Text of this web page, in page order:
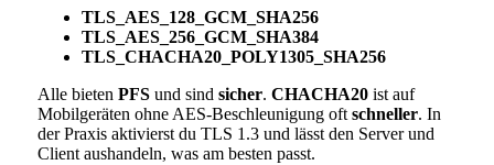
TLS_AES_128_GCM_SHA256
TLS_AES_256_GCM_SHA384
TLS_CHACHA20_POLY1305_SHA256
Alle bieten PFSund sind sicher. CHACHA20ist auf
Mobilgeräten ohne AES-Beschleunigung oft schneller. In
der Praxis aktivierst du TLS 1.3 und lässt den Server und
Client aushandeln, was am besten passt.